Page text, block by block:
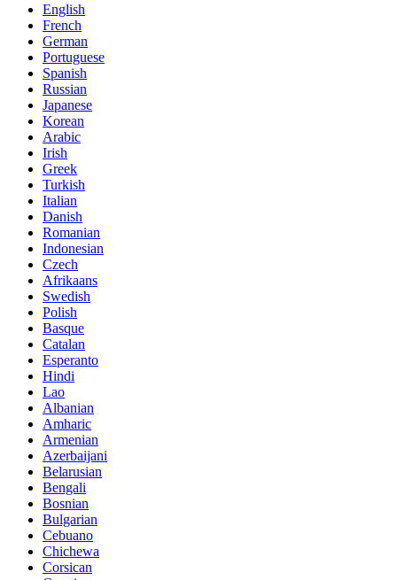
English
French
German
Portuguese
Spanish
Russian
Japanese
Korean
Arabic
Irish
Greek
Turkish
Italian
Danish
Romanian
Indonesian
Czech
Afrikaans
Swedish
Polish
Basque
Catalan
Esperanto
Hindi
Lao
Albanian
Amharic
Armenian
Azerbaijani
Belarusian
Bengali
Bosnian
Bulgarian
Cebuano
Chichewa
Corsican